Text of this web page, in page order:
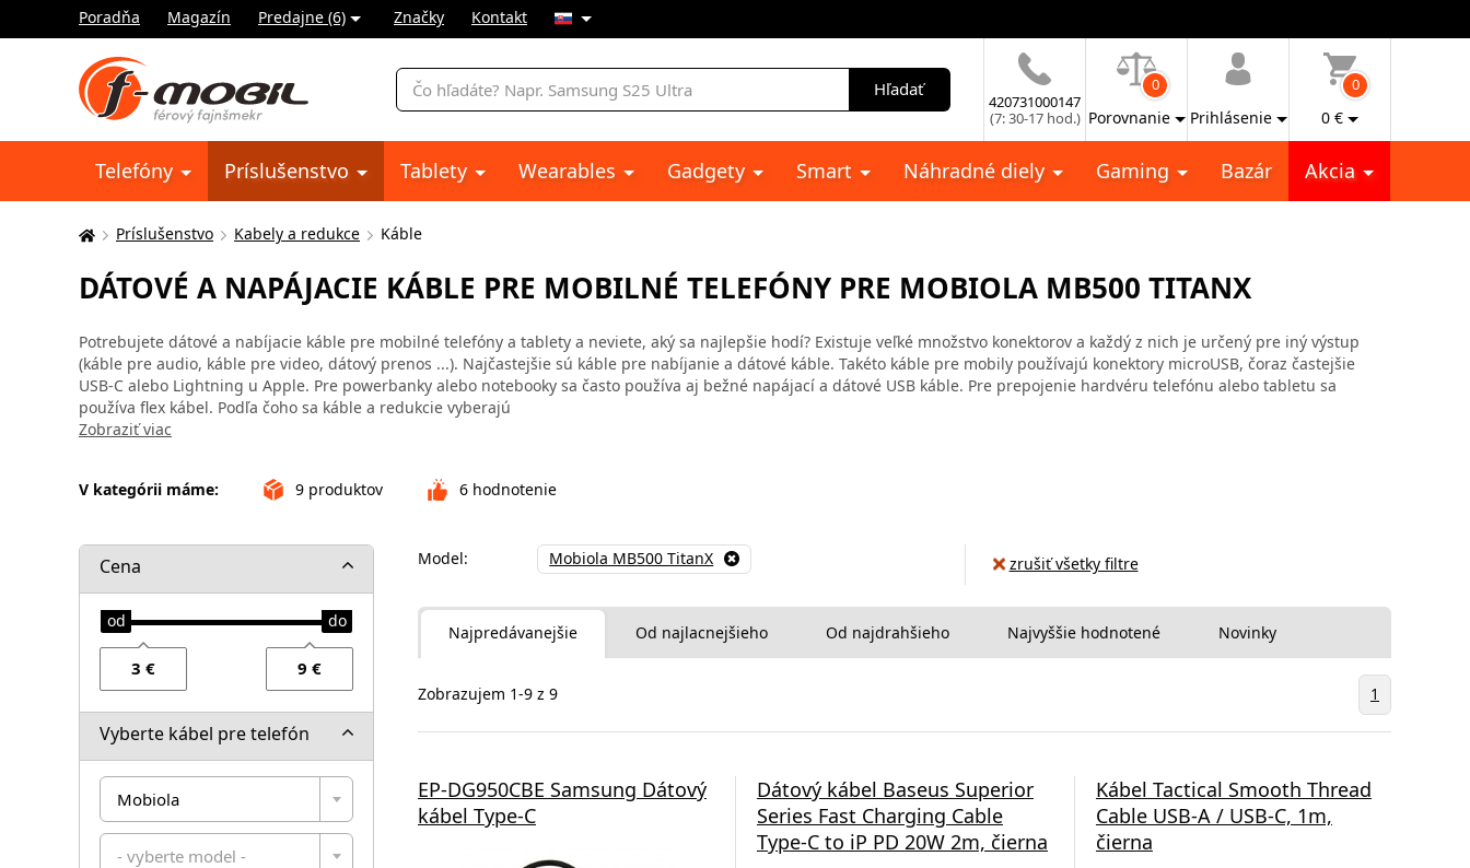
Poradňa Magazín Predajne (6) Značky Kontakt
Vyhľadávanie
Hľadať
420731000147
(7: 30-17 hod.)
0
Porovnanie Prihlásenie
0
0 €
Telefóny Príslušenstvo Tablety Wearables Gadgety Smart Náhradné diely Gaming Bazár Akcia
Tu
nachádzate:
Príslušenstvo Kabely a redukce Káble
DÁTOVÉ A NAPÁJACIE KÁBLE PRE MOBILNÉ TELEFÓNY PRE MOBIOLA MB500 TITANX
Potrebujete dátové a nabíjacie káble pre mobilné telefóny a tablety a neviete, aký sa najlepšie hodí? Existuje veľké množstvo konektorov a každý z nich je určený pre iný výstup
(káble pre audio, káble pre video, dátový prenos ...). Najčastejšie sú káble pre nabíjanie a dátové káble. Takéto káble pre mobily používajú konektory microUSB, čoraz častejšie
USB-C alebo Lightning u Apple. Pre powerbanky alebo notebooky sa často používa aj bežné napájací a dátové USB káble. Pre prepojenie hardvéru telefónu alebo tabletu sa
používa flex kábel. Podľa čoho sa káble a redukcie vyberajú
Zobraziť viac
V kategórii máme: 9 produktov 6 hodnotenie
Cena
Vyberte kábel pre telefón
Mobiola
- vyberte model -
Model: Mobiola MB500 TitanX zrušiť všetky filtre
Najpredávanejšie Od najlacnejšieho Od najdrahšieho Najvyššie hodnotené Novinky
Zobrazujem 1-9 z 9 1
EP-DG950CBE Samsung Dátový
kábel Type-C
Dátový kábel Baseus Superior
Series Fast Charging Cable
Type-C to iP PD 20W 2m, čierna
Kábel Tactical Smooth Thread
Cable USB-A / USB-C, 1m,
čierna